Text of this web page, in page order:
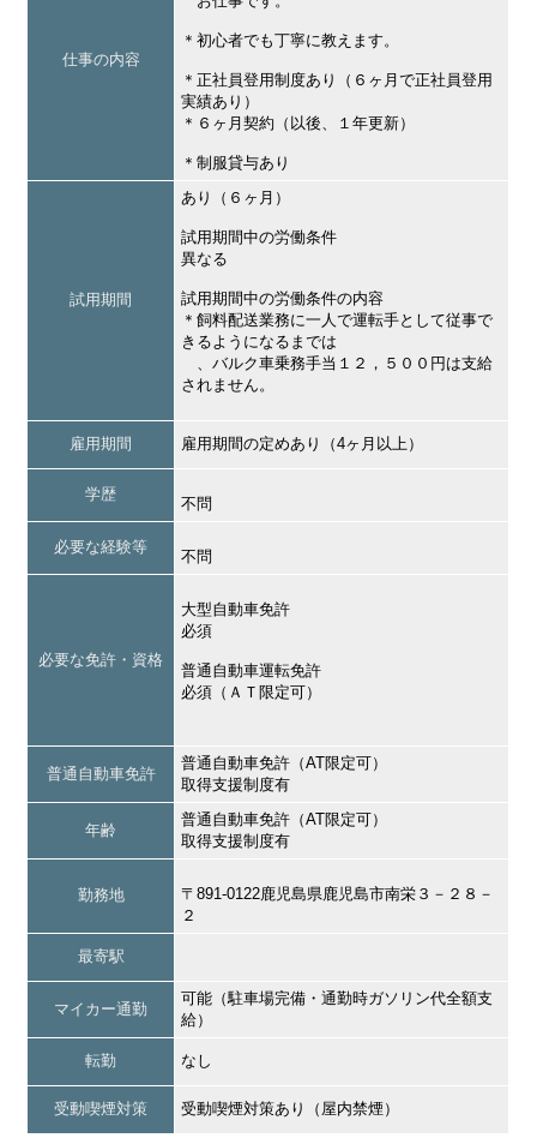
仕事の内容
＊初心者でも丁寧に教えます。
＊正社員登用制度あり（６ヶ月で正社員登用
実績あり）
＊６ヶ月契約（以後、１年更新）
＊制服貸与あり
試用期間
あり（６ヶ月）
試用期間中の労働条件
異なる
試用期間中の労働条件の内容
＊飼料配送業務に一人で運転手として従事で
きるようになるまでは
、バルク車乗務手当１２，５００円は支給
されません。
雇用期間 雇用期間の定めあり（4ヶ月以上）
学歴
不問
必要な経験等
不問
必要な免許・資格
大型自動車免許
必須
普通自動車運転免許
必須（ＡＴ限定可）
普通自動車免許
普通自動車免許（AT限定可）
取得支援制度有
年齢
普通自動車免許（AT限定可）
取得支援制度有
勤務地
〒891-0122鹿児島県鹿児島市南栄３－２８－
２
最寄駅
マイカー通勤
可能（駐車場完備・通勤時ガソリン代全額支
給）
転勤 なし
受動喫煙対策 受動喫煙対策あり（屋内禁煙）